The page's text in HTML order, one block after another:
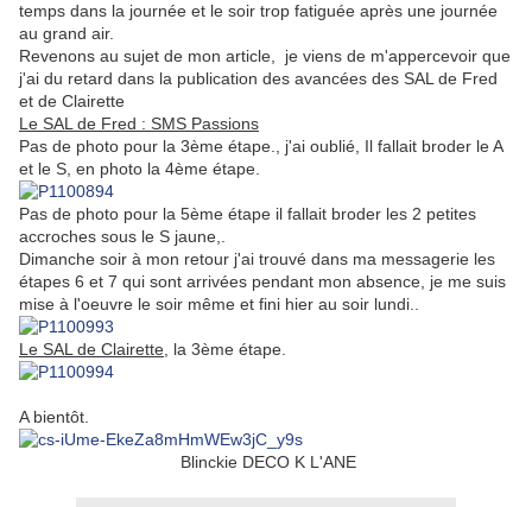
temps dans la journée et le soir trop fatiguée après une journée
au grand air.
Revenons au sujet de mon article, je viens de m'appercevoir que
j'ai du retard dans la publication des avancées des SAL de Fred
et de Clairette
Le SAL de Fred : SMS Passions
Pas de photo pour la 3ème étape., j'ai oublié, Il fallait broder le A
et le S, en photo la 4ème étape.
Pas de photo pour la 5ème étape il fallait broder les 2 petites
accroches sous le S jaune,.
Dimanche soir à mon retour j'ai trouvé dans ma messagerie les
étapes 6 et 7 qui sont arrivées pendant mon absence, je me suis
mise à l'oeuvre le soir même et fini hier au soir lundi..
Le SAL de Clairette , la 3ème étape.
A bientôt.
Blinckie DECO K L'ANE